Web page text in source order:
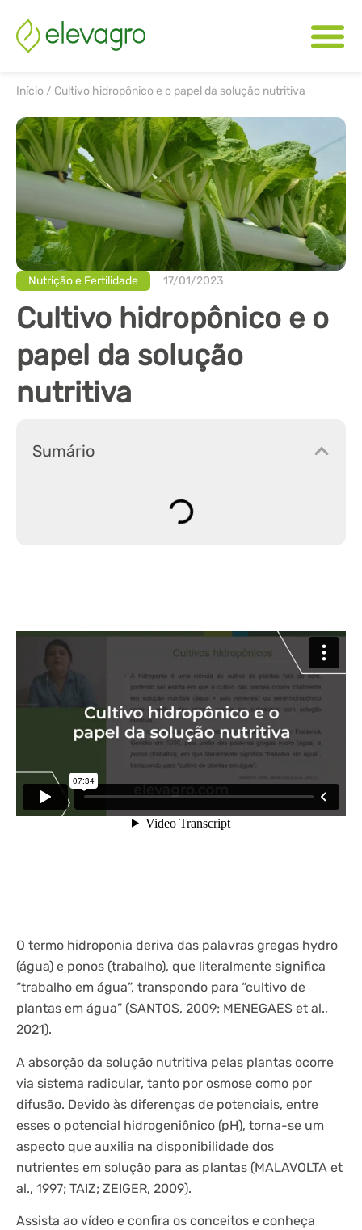
Início / Cultivo hidropônico e o papel da solução nutritiva
Nutrição e Fertilidade 17/01/2023
Cultivo hidropônico e o
papel da solução
nutritiva
Sumário
O termo hidroponia deriva das palavras gregas hydro
(água) e ponos (trabalho), que literalmente significa
“trabalho em água”, transpondo para “cultivo de
plantas em água” (SANTOS, 2009; MENEGAES et al.,
2021).
A absorção da solução nutritiva pelas plantas ocorre
via sistema radicular, tanto por osmose como por
difusão. Devido às diferenças de potenciais, entre
esses o potencial hidrogeniônico (pH), torna-se um
aspecto que auxilia na disponibilidade dos
nutrientes em solução para as plantas (MALAVOLTA et
al., 1997; TAIZ; ZEIGER, 2009).
Assista ao vídeo e confira os conceitos e conheça